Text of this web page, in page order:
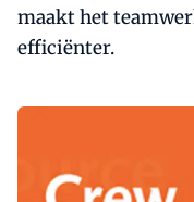
maakt het
efficiënter.